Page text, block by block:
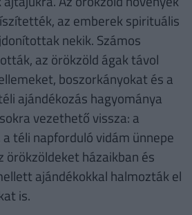
az emberek spirituális
nekik. Számos
az örökzöld ágak távol
boszorkányokat és a
ajándékozás hagyománya
vezethető vissza: a
téli napforduló vidám ünnepe
örökzöldeket házaikban és
ajándékokkal halmozták el
is.